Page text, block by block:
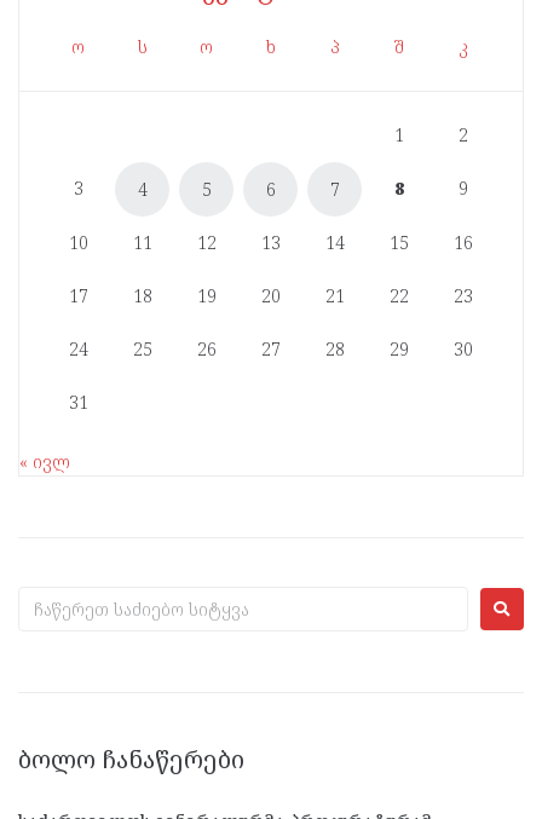
ო ს ო ხ პ შ კ
1 2
3 4 5 6 7 8 9
10 11 12 13 14 15 16
17 18 19 20 21 22 23
24 25 26 27 28 29 30
31
« ივლ
ᲑᲝᲚᲝ ᲩᲐᲜᲐᲬᲔᲠᲔᲑᲘ